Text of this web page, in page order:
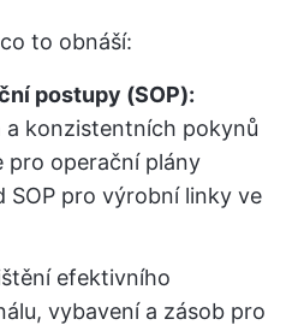
to obnáší:
postupy (SOP):
konzistentních pokynů
pro operační plány
SOP pro výrobní linky ve
efektivního
vybavení a zásob pro